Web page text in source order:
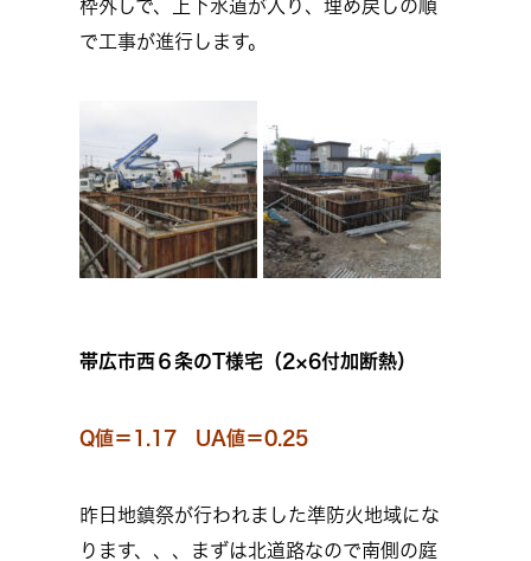
枠外しで、上下水道が入り、埋め戻しの順
で工事が進行します。
帯広市西６条のT様宅（2×6付加断熱）
Q値＝1.17 UA値＝0.25
昨日地鎮祭が行われました準防火地域にな
ります、、、まずは北道路なので南側の庭